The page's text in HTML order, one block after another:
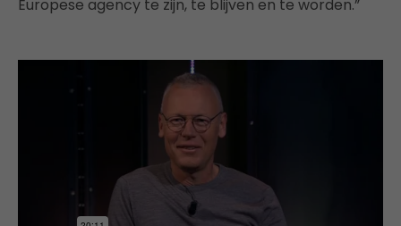
Europese agency te zijn, te blijven en te worden.”